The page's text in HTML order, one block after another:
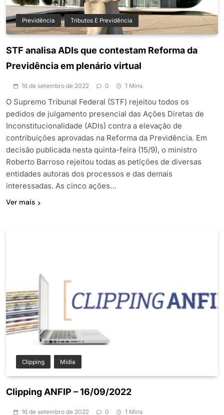
Previdência Tributos E Previdência
STF analisa ADIs que contestam Reforma da
Previdência em plenário virtual
16 de setembro de 2022 0 1 Mins
O Supremo Tribunal Federal (STF) rejeitou todos os
pedidos de julgamento presencial das Ações Diretas de
Inconstitucionalidade (ADIs) contra a elevação de
contribuições aprovadas na Reforma da Previdência. Em
decisão publicada nesta quinta-feira (15/9), o ministro
Roberto Barroso rejeitou todas as petições de diversas
entidades autoras dos processos e das demais
interessadas. As cinco ações…
Ver mais
Clipping Mídia
Clipping ANFIP – 16/09/2022
16 de setembro de 2022 0 1 Mins